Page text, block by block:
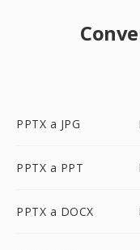
PPTX a JPG
PPTX a PPT
PPTX a DOCX